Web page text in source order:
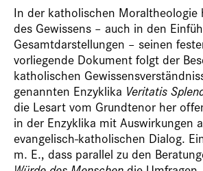
In der katholischen Moraltheologie
des Gewissens – auch in den
Gesamtdarstellungen – seinen
vorliegende Dokument folgt der
katholischen
genannten Enzyklika Veritatis
die Lesart vom Grundtenor her
in der Enzyklika mit Auswirkungen
evangelisch-katholischen Dialog.
m. E., dass parallel zu den